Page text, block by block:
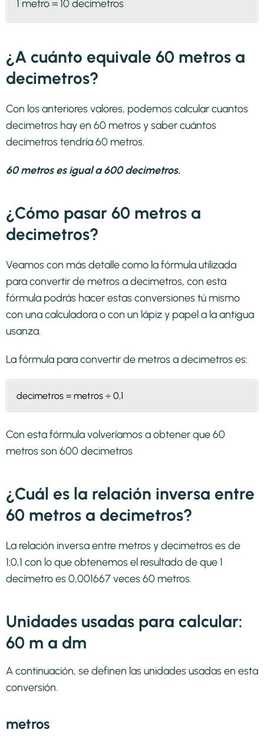
1 metro = 10 decimetros
¿A cuánto equivale 60 metros a
decimetros?
Con los anteriores valores, podemos calcular cuantos
decimetros hay en 60 metros y saber cuántos
decimetros tendría 60 metros.
60 metros es igual a 600 decimetros.
¿Cómo pasar 60 metros a
decimetros?
Veamos con más detalle como la fórmula utilizada
para convertir de metros a decimetros, con esta
fórmula podrás hacer estas conversiones tú mismo
con una calculadora o con un lápiz y papel a la antigua
usanza.
La fórmula para convertir de metros a decimetroses:
decimetros = metros ÷ 0,1
Con esta fórmula volveríamos a obtener que 60
metros son 600 decimetros
¿Cuál es la relación inversa entre
60 metros a decimetros?
La relación inversa entre metros y decimetros es de
1:0,1 con lo que obtenemos el resultado de que 1
decímetro es 0,001667 veces 60 metros.
Unidades usadas para calcular:
60 m a dm
A continuación, se definen las unidades usadas en esta
conversión.
metros